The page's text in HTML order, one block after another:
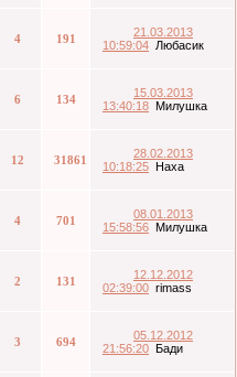
4 191
21.03.2013
10:59:04 Любасик
6
134
15.03.2013
13:40:18 Милушка
12
31861
28.02.2013
10:18:25 Наха
4 701
08.01.2013
15:58:56 Милушка
2
131
12.12.2012
02:39:00 rimass
3 694
05.12.2012
21:56:20 Бади